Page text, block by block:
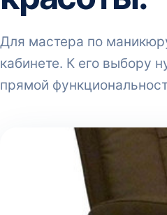
Для мастера по
кабинете. К его выбору
прямой